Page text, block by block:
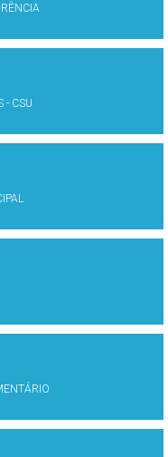
- CSU